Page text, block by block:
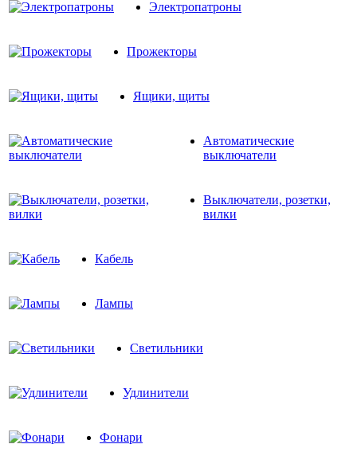
Электропатроны
Прожекторы
Ящики, щиты
Автоматические
выключатели
Выключатели, розетки,
вилки
Кабель
Лампы
Светильники
Удлинители
Фонари